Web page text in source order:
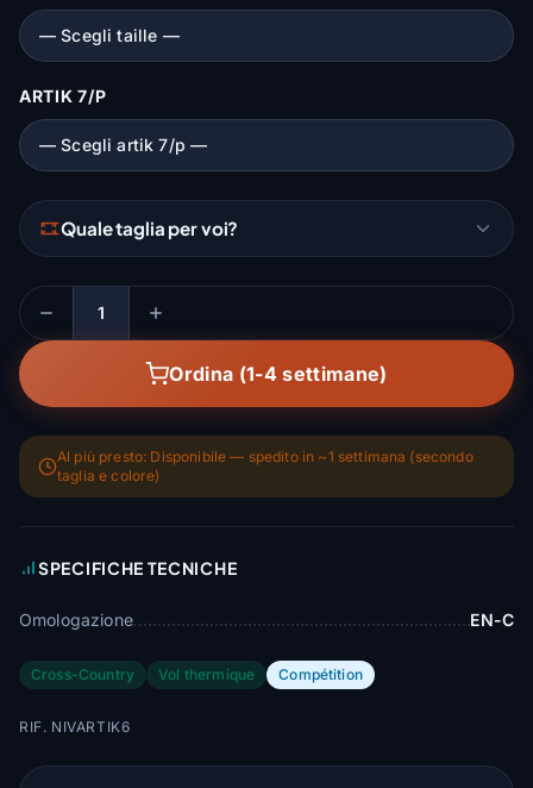
ARTIK 7/P
Quale taglia per voi?
Quantità
Ordina (1-4 settimane)
Al più presto: Disponibile — spedito in ~1 settimana (secondo
taglia e colore)
SPECIFICHE TECNICHE
Omologazione EN-C
Cross-Country Vol thermique Compétition
RIF. NIVARTIK6